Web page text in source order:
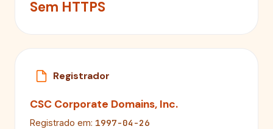
Sem HTTPS
Registrador
CSC Corporate Domains, Inc.
Registrado em: 1997-04-26